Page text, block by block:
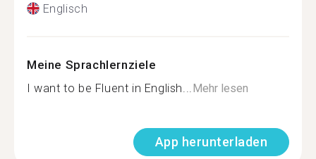
Englisch
Meine Sprachlernziele
I want to be Fluent in English... Mehr lesen
App herunterladen